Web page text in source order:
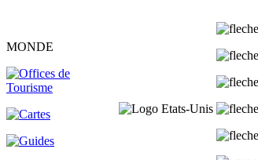
MONDE